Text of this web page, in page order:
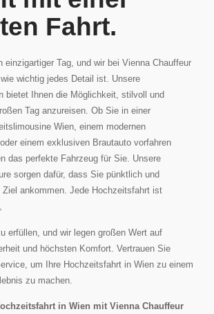
Fahrt.
einzigartiger Tag, und wir bei Vienna Chauffeur
wichtig jedes Detail ist. Unsere
bietet Ihnen die Möglichkeit, stilvoll und
Tag anzureisen. Ob Sie in einer
Wien, einem modernen
einem exklusiven Brautauto vorfahren
das perfekte Fahrzeug für Sie. Unsere
sorgen dafür, dass Sie pünktlich und
ankommen. Jede Hochzeitsfahrt ist
erfüllen, und wir legen großen Wert auf
und höchsten Komfort. Vertrauen Sie
um Ihre Hochzeitsfahrt in Wien zu einem
zu machen.
in Wien mit Vienna Chauffeur